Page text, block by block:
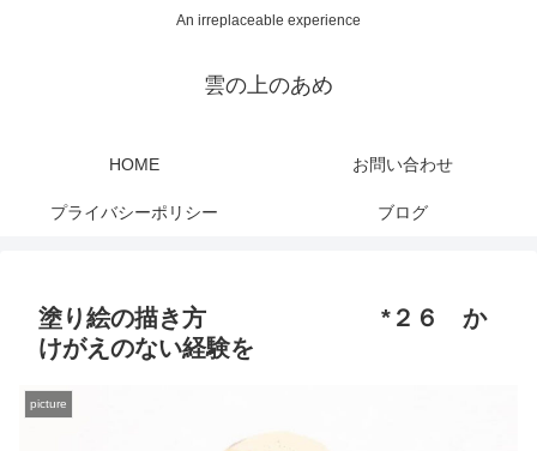
An irreplaceable experience
雲の上のあめ
HOME お問い合わせ
プライバシーポリシー ブログ
塗り絵の描き方 *２６ か
けがえのない経験を
picture